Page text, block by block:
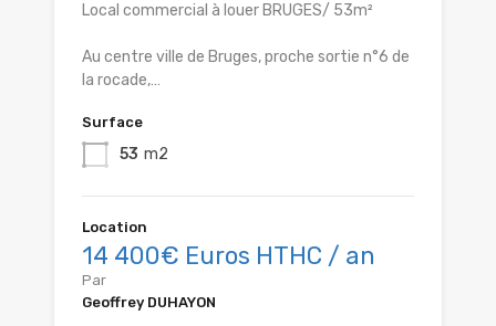
Local commercial à louer BRUGES/ 53m²
Au centre ville de Bruges, proche sortie n°6 de
la rocade,…
Surface
53 m2
Location
14 400€ Euros HTHC / an
Par
Geoffrey DUHAYON